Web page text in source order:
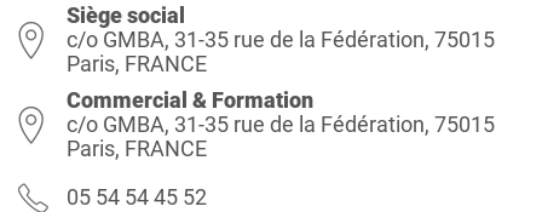
Siège social
c/o GMBA, 31-35 rue de la Fédération, 75015
Paris, FRANCE
Commercial & Formation
c/o GMBA, 31-35 rue de la Fédération, 75015
Paris, FRANCE
05 54 54 45 52